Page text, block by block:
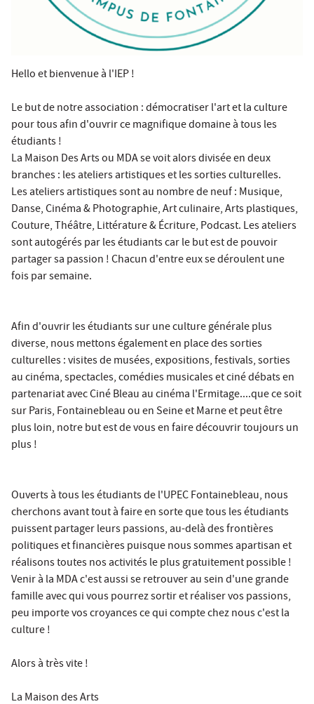
Hello et bienvenue à l'IEP !
Le but de notre association : démocratiser l'art et la culture
pour tous afin d'ouvrir ce magnifique domaine à tous les
étudiants !
La Maison Des Arts ou MDA se voit alors divisée en deux
branches : les ateliers artistiques et les sorties culturelles.
Les ateliers artistiques sont au nombre de neuf : Musique,
Danse, Cinéma & Photographie, Art culinaire, Arts plastiques,
Couture, Théâtre, Littérature & Écriture, Podcast. Les ateliers
sont autogérés par les étudiants car le but est de pouvoir
partager sa passion ! Chacun d'entre eux se déroulent une
fois par semaine.
Afin d'ouvrir les étudiants sur une culture générale plus
diverse, nous mettons également en place des sorties
culturelles : visites de musées, expositions, festivals, sorties
au cinéma, spectacles, comédies musicales et ciné débats en
partenariat avec Ciné Bleau au cinéma l'Ermitage....que ce soit
sur Paris, Fontainebleau ou en Seine et Marne et peut être
plus loin, notre but est de vous en faire découvrir toujours un
plus !
Ouverts à tous les étudiants de l'UPEC Fontainebleau, nous
cherchons avant tout à faire en sorte que tous les étudiants
puissent partager leurs passions, au-delà des frontières
politiques et financières puisque nous sommes apartisan et
réalisons toutes nos activités le plus gratuitement possible !
Venir à la MDA c'est aussi se retrouver au sein d'une grande
famille avec qui vous pourrez sortir et réaliser vos passions,
peu importe vos croyances ce qui compte chez nous c'est la
culture !
Alors à très vite !
La Maison des Arts